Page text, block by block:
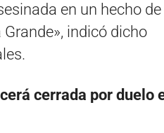
en un hecho de
indicó dicho
cerrada por duelo